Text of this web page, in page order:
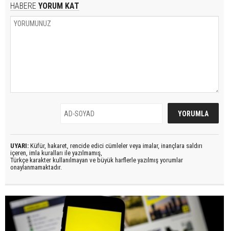
HABERE YORUM KAT
UYARI: Küfür, hakaret, rencide edici cümleler veya imalar, inançlara saldırı
içeren, imla kuralları ile yazılmamış,
Türkçe karakter kullanılmayan ve büyük harflerle yazılmış yorumlar
onaylanmamaktadır.